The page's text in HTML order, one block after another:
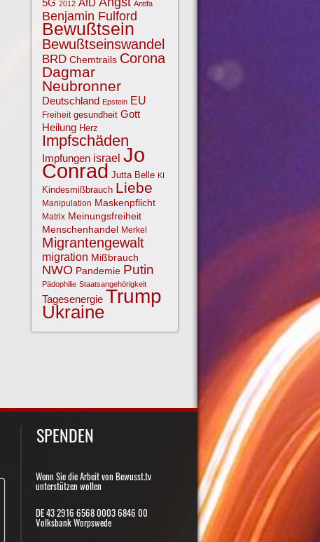
5G 2012 Antifa
Benjamin Fulford
Bewußtsein
Bewußtseinswandel
BRD Chemtrails Corona
Dagmar
Neubronner
Deutschland Epstein EU
Freiheit gesundheit Gott
Heilung Herz
Impfschäden
Impfungen israel Jo
Conrad Jutta Belle KI
Kindesmißbrauch Liebe
Manipulation Maskenpflicht
Matrix Meinungsfreiheit
Menschenhandel Merkel
Migrantengewalt
migration Mißbrauch
NWO Pandemie Putin
Pädophilie Staatsangehörigkeit
Tagesenergie Trump
Ukraine
SPENDEN
Wenn Sie die Arbeit von Bewusst.tv
unterstützen wollen
DE 43 2916 6568 0003 6846 00
Volksbank Worpswede